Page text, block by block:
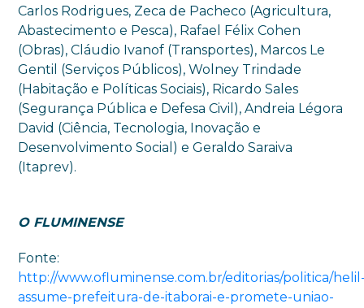
Carlos Rodrigues, Zeca de Pacheco (Agricultura,
Abastecimento e Pesca), Rafael Félix Cohen
(Obras), Cláudio Ivanof (Transportes), Marcos Le
Gentil (Serviços Públicos), Wolney Trindade
(Habitação e Políticas Sociais), Ricardo Sales
(Segurança Pública e Defesa Civil), Andreia Légora
David (Ciência, Tecnologia, Inovação e
Desenvolvimento Social) e Geraldo Saraiva
(Itaprev).
O FLUMINENSE
Fonte:
http://www.ofluminense.com.br/editorias/politica/
assume-prefeitura-de-itaborai-e-promete-uniao-